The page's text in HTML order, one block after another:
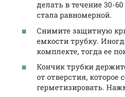
делать в течение 30-
стала равномерной.
Снимите защитную
емкости трубку.
комплекте, тогда ее
Кончик трубки
от отверстия, которое
герметизировать.